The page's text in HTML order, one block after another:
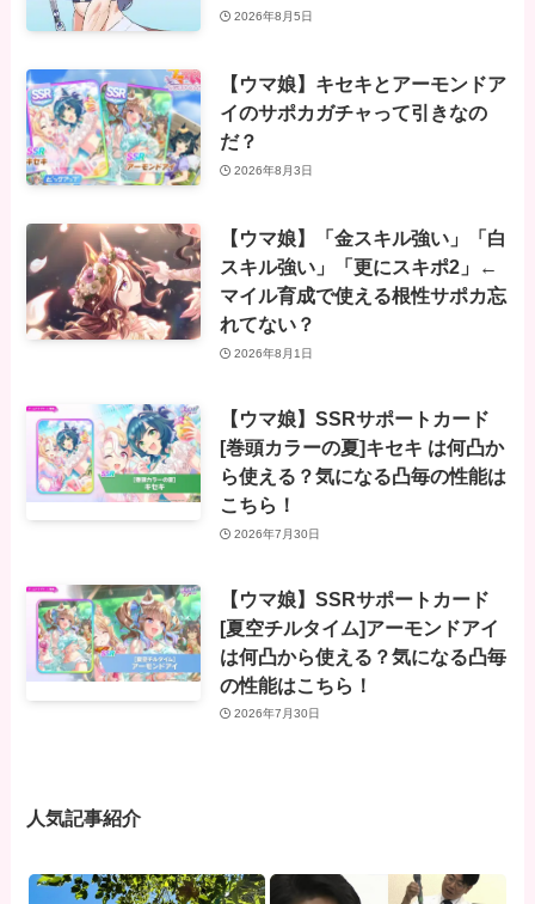
2026年8月5日
【ウマ娘】キセキとアーモンドア
イのサポカガチャって引きなの
だ？
2026年8月3日
【ウマ娘】「金スキル強い」「白
スキル強い」「更にスキポ2」←
マイル育成で使える根性サポカ忘
れてない？
2026年8月1日
【ウマ娘】SSRサポートカード
[巻頭カラーの夏]キセキ は何凸か
ら使える？気になる凸毎の性能は
こちら！
2026年7月30日
【ウマ娘】SSRサポートカード
[夏空チルタイム]アーモンドアイ
は何凸から使える？気になる凸毎
の性能はこちら！
2026年7月30日
人気記事紹介